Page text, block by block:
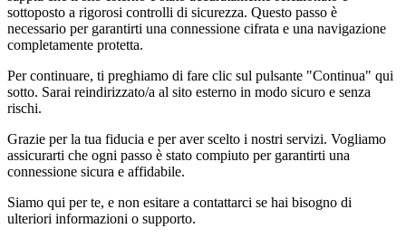
sottoposto a rigorosi controlli di sicurezza. Questo passo è
necessario per garantirti una connessione cifrata e una navigazione
completamente protetta.
Per continuare, ti preghiamo di fare clic sul pulsante "Continua" qui
sotto. Sarai reindirizzato/a al sito esterno in modo sicuro e senza
rischi.
Grazie per la tua fiducia e per aver scelto i nostri servizi. Vogliamo
assicurarti che ogni passo è stato compiuto per garantirti una
connessione sicura e affidabile.
Siamo qui per te, e non esitare a contattarci se hai bisogno di
ulteriori informazioni o supporto.